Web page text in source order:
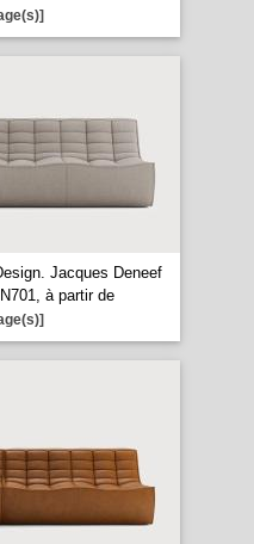
Jacques Deneef
à partir de